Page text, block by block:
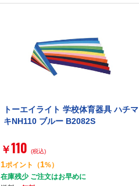
トーエイライト 学校体育器具 ハチマ
キNH110 ブルー B2082S
￥110 (税込)
1ポイント （1%）
在庫残少 ご注文はお早めに